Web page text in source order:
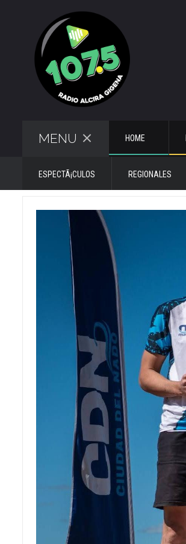
MENU HOME
ESPECTÃ¡CULOS REGIONALES